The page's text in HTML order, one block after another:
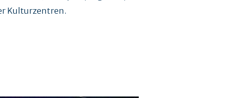
Kulturzentren.